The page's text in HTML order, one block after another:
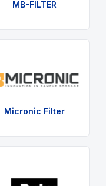
MB-FILTER
Micronic Filter